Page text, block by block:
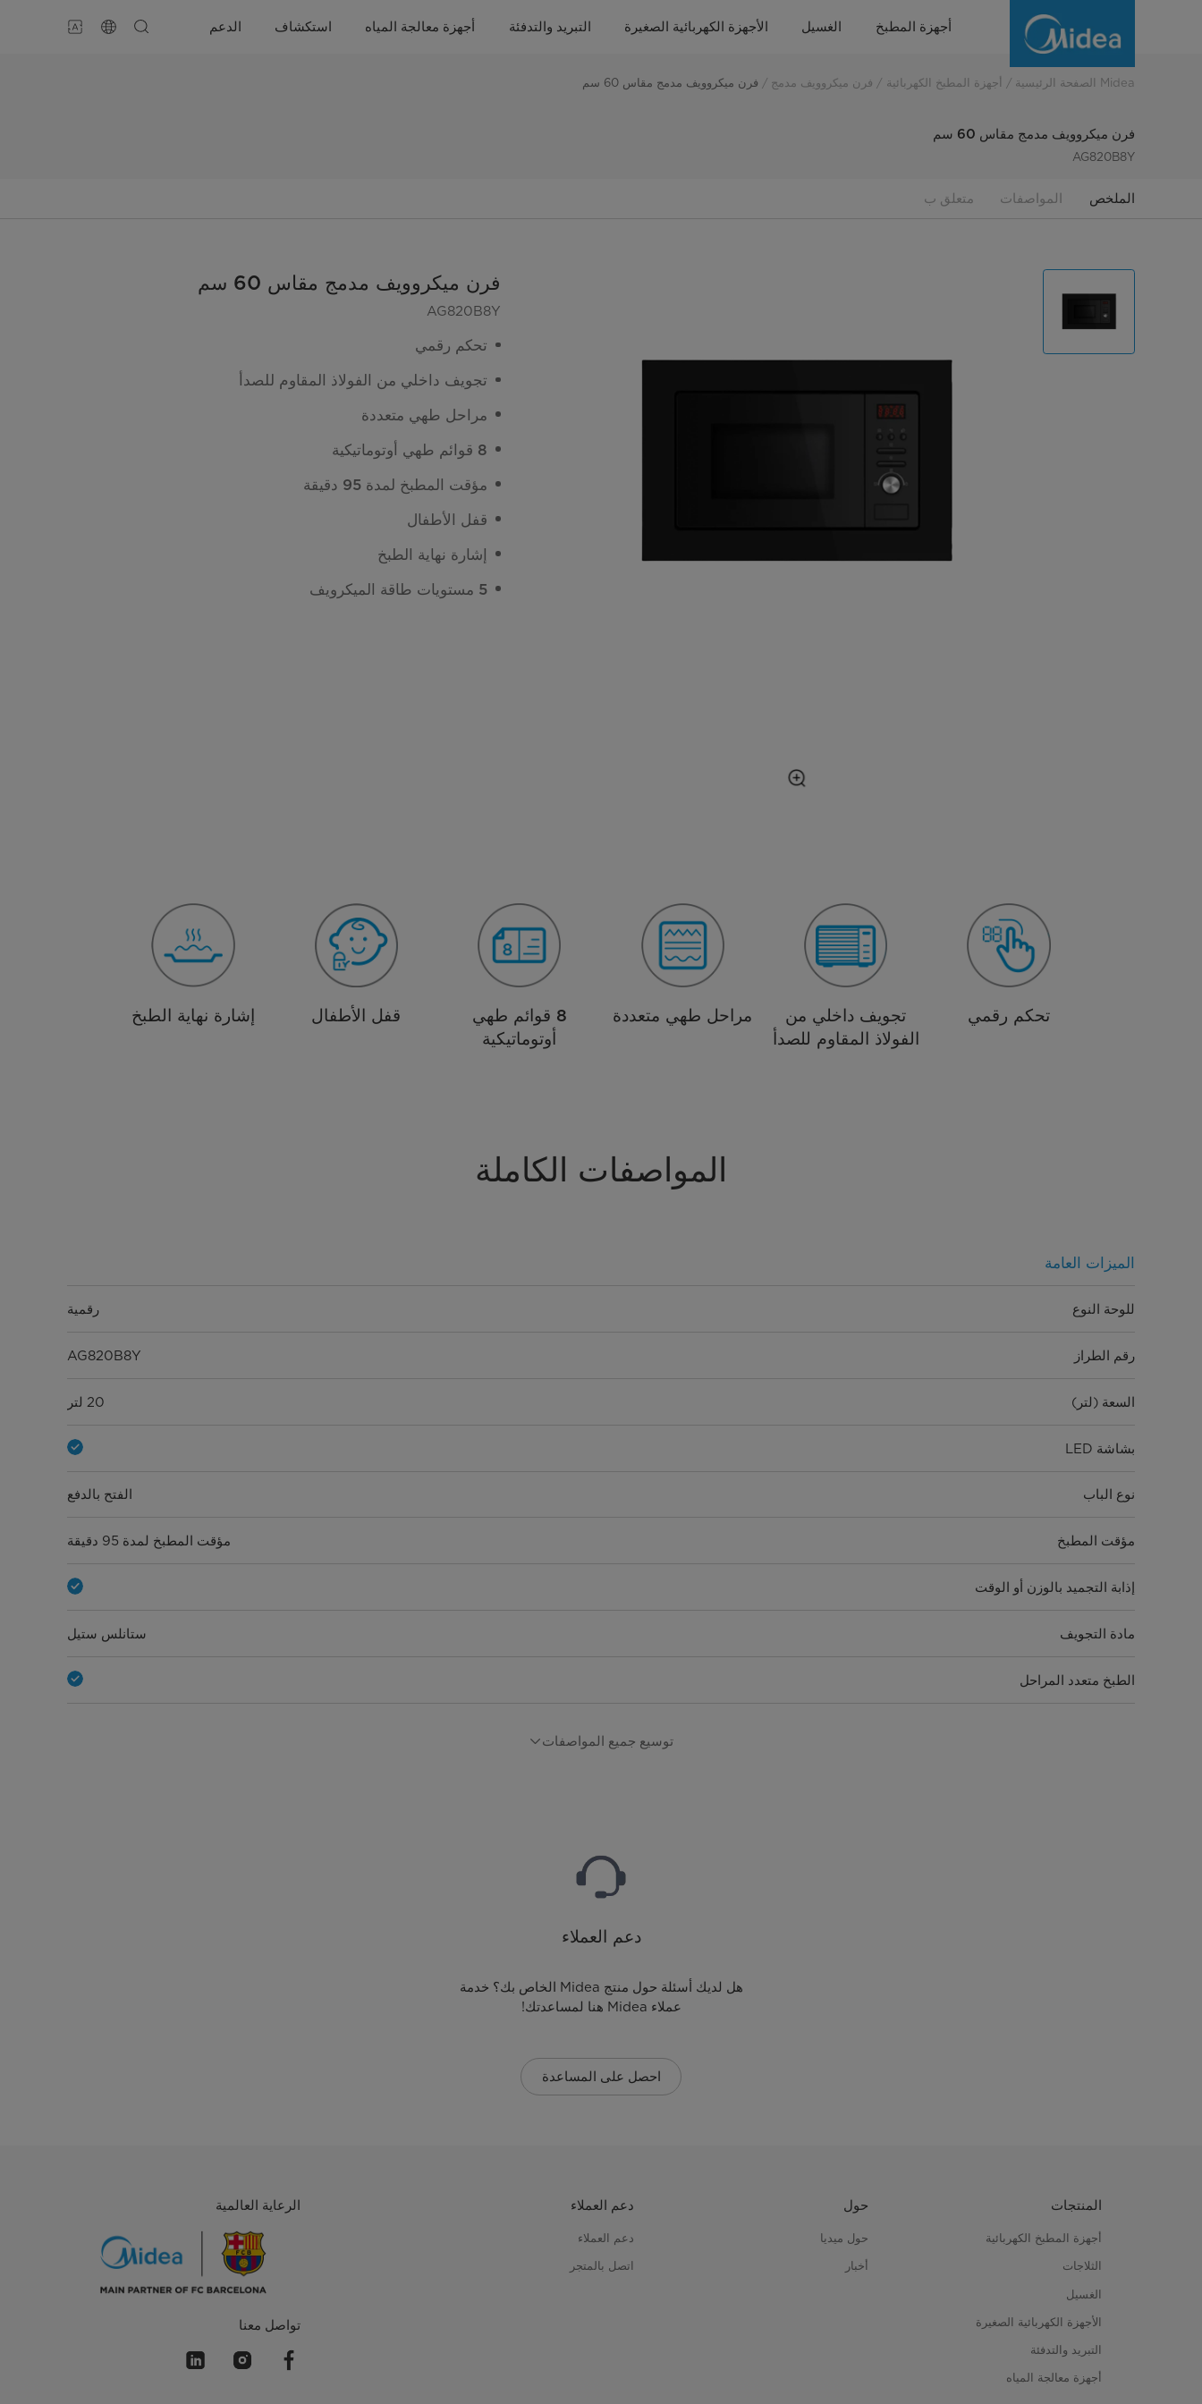
أجهزة المطبخ الغسيل الأجهزة الكهربائية الصغيرة التبريد والتدفئة أجهزة معالجة المياه استكشاف الدعم
Midea الصفحة الرئيسية أجهزة المطبخ الكهربائية فرن ميكروويف مدمج فرن ميكروويف مدمج مقاس 60 سم
فرن ميكروويف مدمج مقاس 60 سم
AG820B8Y
الملخص المواصفات متعلق ب
فرن ميكروويف مدمج مقاس 60 سم
AG820B8Y
تحكم رقمي
تجويف داخلي من الفولاذ المقاوم للصدأ
مراحل طهي متعددة
8 قوائم طهي أوتوماتيكية
مؤقت المطبخ لمدة 95 دقيقة
قفل الأطفال
إشارة نهاية الطبخ
5 مستويات طاقة الميكرويف
تحكم رقمي
تجويف داخلي من
الفولاذ المقاوم للصدأ
مراحل طهي متعددة
8 قوائم طهي
أوتوماتيكية
قفل الأطفال إشارة نهاية الطبخ
المواصفات الكاملة
الميزات العامة
للوحة النوع رقمية
رقم الطراز AG820B8Y
السعة (لتر) 20 لتر
بشاشة LED
نوع الباب الفتح بالدفع
مؤقت المطبخ مؤقت المطبخ لمدة 95 دقيقة
إذابة التجميد بالوزن أو الوقت
مادة التجويف ستانلس ستيل
الطبخ متعدد المراحل
توسيع جميع المواصفات
دعم العملاء
هل لديك أسئلة حول منتج Midea الخاص بك؟ خدمة
عملاء Midea هنا لمساعدتك!
احصل على المساعدة
المنتجات
أجهزة المطبخ الكهربائية
الثلاجات
الغسيل
الأجهزة الكهربائية الصغيرة
التبريد والتدفئة
أجهزة معالجة المياه
حول
حول ميديا
أخبار
دعم العملاء
دعم العملاء
اتصل بالمتجر
الرعاية العالمية
تواصل معنا